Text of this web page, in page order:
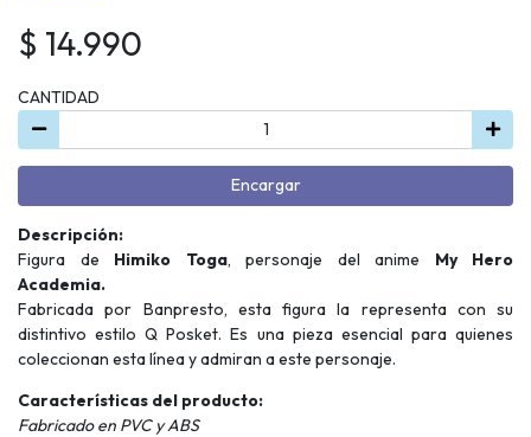
$ 14.990
CANTIDAD
Encargar
Descripción:
Figura de Himiko Toga, personaje del anime My Hero
Academia.
Fabricada por Banpresto, esta figura la representa con su
distintivo estilo Q Posket. Es una pieza esencial para quienes
coleccionan esta línea y admiran a este personaje.
Características del producto:
Fabricado en PVC y ABS